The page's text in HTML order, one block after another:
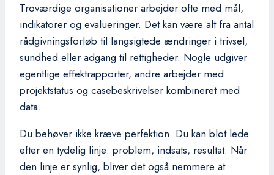
Troværdige organisationer arbejder ofte med mål,
indikatorer og evalueringer. Det kan være alt fra antal
rådgivningsforløb til langsigtede ændringer i trivsel,
sundhed eller adgang til rettigheder. Nogle udgiver
egentlige effektrapporter, andre arbejder med
projektstatus og casebeskrivelser kombineret med
data.
Du behøver ikke kræve perfektion. Du kan blot lede
efter en tydelig linje: problem, indsats, resultat. Når
den linje er synlig, bliver det også nemmere at